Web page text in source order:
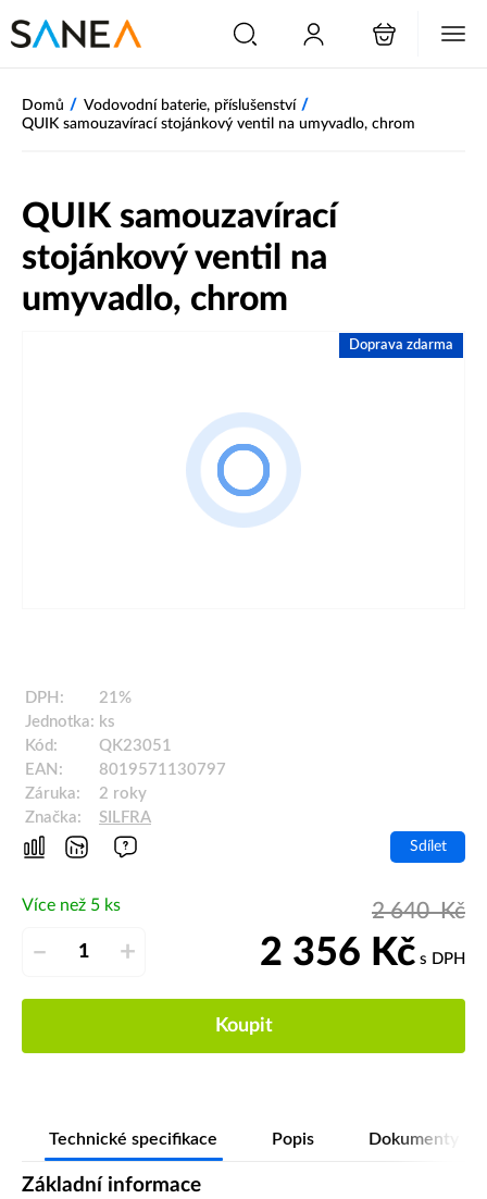
Domů / Vodovodní baterie, příslušenství /
QUIK samouzavírací stojánkový ventil na umyvadlo, chrom
QUIK samouzavírací
stojánkový ventil na
umyvadlo, chrom
Doprava zdarma
DPH:
21%
Jednotka: ks
Kód:
QK23051
EAN:
8019571130797
Záruka:
2 roky
Značka:
SILFRA
Sdílet
Více než 5 ks
– +
2 640Kč
2 356 Kč s DPH
Koupit
Technické specifikace Popis Dokumenty
Základní informace